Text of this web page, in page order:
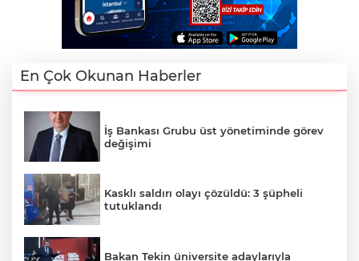
En Çok Okunan Haberler
İş Bankası Grubu üst yönetiminde görev
değişimi
Kasklı saldırı olayı çözüldü: 3 şüpheli
tutuklandı
Bakan Tekin üniversite adaylarıyla